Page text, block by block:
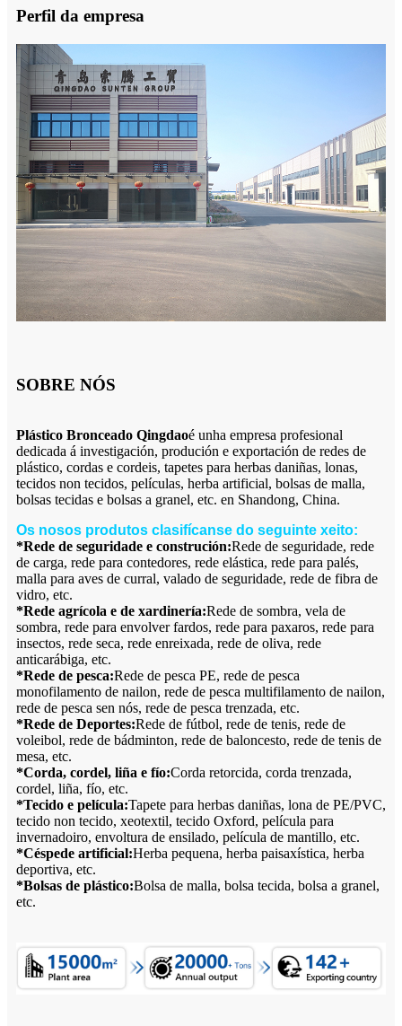
Perfil da empresa
SOBRE NÓS
Plástico Bronceado Qingdaoé unha empresa profesional
dedicada á investigación, produción e exportación de redes de
plástico, cordas e cordeis, tapetes para herbas daniñas, lonas,
tecidos non tecidos, películas, herba artificial, bolsas de malla,
bolsas tecidas e bolsas a granel, etc. en Shandong, China.
Os nosos produtos clasifícanse do seguinte xeito:
*Rede de seguridade e construción:Rede de seguridade, rede
de carga, rede para contedores, rede elástica, rede para palés,
malla para aves de curral, valado de seguridade, rede de fibra de
vidro, etc.
*Rede agrícola e de xardinería:Rede de sombra, vela de
sombra, rede para envolver fardos, rede para paxaros, rede para
insectos, rede seca, rede enreixada, rede de oliva, rede
anticarábiga, etc.
*Rede de pesca:Rede de pesca PE, rede de pesca
monofilamento de nailon, rede de pesca multifilamento de nailon,
rede de pesca sen nós, rede de pesca trenzada, etc.
*Rede de Deportes:Rede de fútbol, ​​rede de tenis, rede de
voleibol, rede de bádminton, rede de baloncesto, rede de tenis de
mesa, etc.
*Corda, cordel, liña e fío:Corda retorcida, corda trenzada,
cordel, liña, fío, etc.
*Tecido e película:Tapete para herbas daniñas, lona de PE/PVC,
tecido non tecido, xeotextil, tecido Oxford, película para
invernadoiro, envoltura de ensilado, película de mantillo, etc.
*Céspede artificial:Herba pequena, herba paisaxística, herba
deportiva, etc.
*Bolsas de plástico:Bolsa de malla, bolsa tecida, bolsa a granel,
etc.